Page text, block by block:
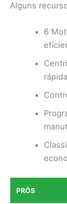
Alguns
6
rápida
PRÓS